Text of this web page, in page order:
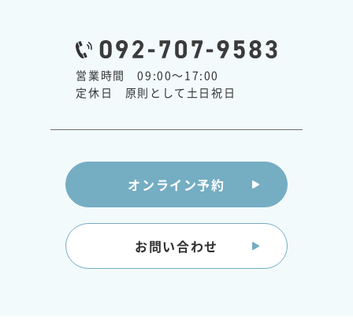
営業時間 09:00～17:00
定休日 原則として土日祝日
オンライン予約
お問い合わせ